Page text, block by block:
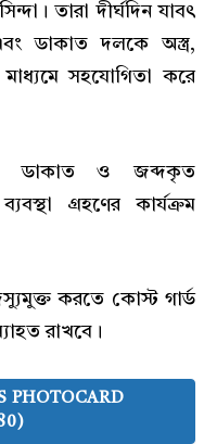
তারা দীর্ঘদিন যাবৎ
ডাকাত দলকে অস্ত্র,
সহযোগিতা করে
ডাকাত ও জব্দকৃত
গ্রহণের কার্যক্রম
করতে কোস্ট গার্ড
রাখবে।
PHOTOCARD